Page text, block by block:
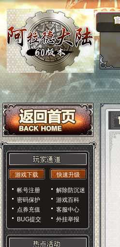
游戏下载 快速升级
帐号注册
解除防沉迷
密码保护
游戏百科
点券充值
客服中心
BUG提交
外挂举报